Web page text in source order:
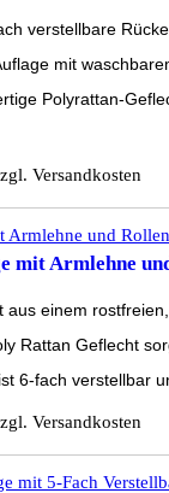
verstellbare
mit
Polyrattan-
Versandkosten
mit Armlehne
einem
Rattan Geflecht
6-fach verstellbar
Versandkosten